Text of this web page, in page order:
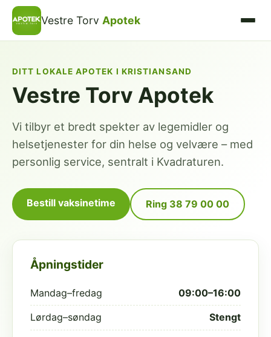
Vestre Torv Apotek
DITT LOKALE APOTEK I KRISTIANSAND
Vestre Torv Apotek
Vi tilbyr et bredt spekter av legemidler og
helsetjenester for din helse og velvære – med
personlig service, sentralt i Kvadraturen.
Bestill vaksinetime Ring 38 79 00 00
Åpningstider
Mandag–fredag 09:00–16:00
Lørdag–søndag Stengt